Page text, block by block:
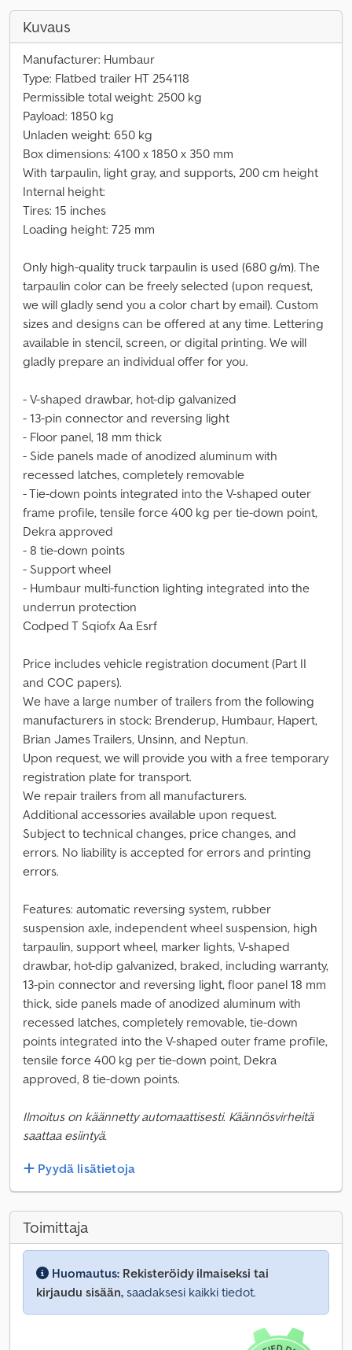
Kuvaus
Manufacturer: Humbaur
Type: Flatbed trailer HT 254118
Permissible total weight: 2500 kg
Payload: 1850 kg
Unladen weight: 650 kg
Box dimensions: 4100 x 1850 x 350 mm
With tarpaulin, light gray, and supports, 200 cm height
Internal height:
Tires: 15 inches
Loading height: 725 mm
Only high-quality truck tarpaulin is used (680 g/m). The
tarpaulin color can be freely selected (upon request,
we will gladly send you a color chart by email). Custom
sizes and designs can be offered at any time. Lettering
available in stencil, screen, or digital printing. We will
gladly prepare an individual offer for you.
- V-shaped drawbar, hot-dip galvanized
- 13-pin connector and reversing light
- Floor panel, 18 mm thick
- Side panels made of anodized aluminum with
recessed latches, completely removable
- Tie-down points integrated into the V-shaped outer
frame profile, tensile force 400 kg per tie-down point,
Dekra approved
- 8 tie-down points
- Support wheel
- Humbaur multi-function lighting integrated into the
underrun protection
Codped T Sqiofx Aa Esrf
Price includes vehicle registration document (Part II
and COC papers).
We have a large number of trailers from the following
manufacturers in stock: Brenderup, Humbaur, Hapert,
Brian James Trailers, Unsinn, and Neptun.
Upon request, we will provide you with a free temporary
registration plate for transport.
We repair trailers from all manufacturers.
Additional accessories available upon request.
Subject to technical changes, price changes, and
errors. No liability is accepted for errors and printing
errors.
Features: automatic reversing system, rubber
suspension axle, independent wheel suspension, high
tarpaulin, support wheel, marker lights, V-shaped
drawbar, hot-dip galvanized, braked, including warranty,
13-pin connector and reversing light, floor panel 18 mm
thick, side panels made of anodized aluminum with
recessed latches, completely removable, tie-down
points integrated into the V-shaped outer frame profile,
tensile force 400 kg per tie-down point, Dekra
approved, 8 tie-down points.
Ilmoitus on käännetty automaattisesti. Käännösvirheitä
saattaa esiintyä.
Pyydä lisätietoja
Toimittaja
Huomautus: Rekisteröidy ilmaiseksi tai
kirjaudu sisään, saadaksesi kaikki tiedot.